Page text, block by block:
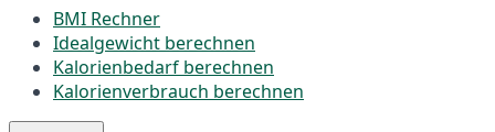
BMI Rechner
Idealgewicht berechnen
Kalorienbedarf berechnen
Kalorienverbrauch berechnen